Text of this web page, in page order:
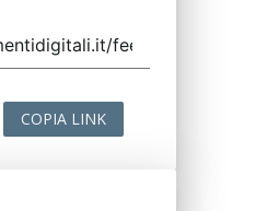
COPIA LINK